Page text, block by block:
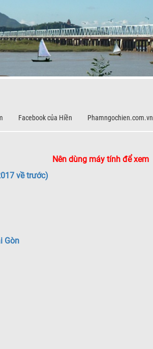
Facebook của Hiền Phamngochien.com.vn
Nên dùng máy tính để xem
về trước)
Gòn